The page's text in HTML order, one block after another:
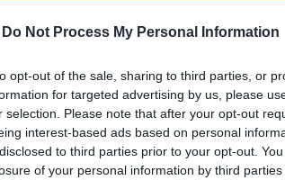
Do Not Process My Personal Information
opt-out of the sale, sharing to third parties, or
for targeted advertising by us, please
selection. Please note that after your opt-out
interest-based ads based on personal
to third parties prior to your opt-out.
of your personal information by third parties
pedig a Shiseido hirdetéseiben és
A GLAMOUR Online elcsípte egy